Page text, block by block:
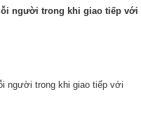
người trong khi giao tiếp với
người trong khi giao tiếp với